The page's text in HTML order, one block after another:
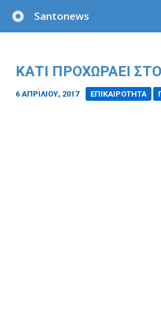
στο
Santonews
ΚΑΤΙ ΠΡΟΧΩΡΑΕΙ
6 ΑΠΡΙΛΊΟΥ, 2017 ΕΠΙΚΑΙΡΟΤΗΤΑ